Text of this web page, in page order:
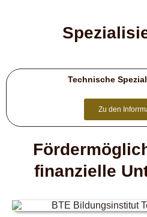
Technische
Zu den
finanzielle